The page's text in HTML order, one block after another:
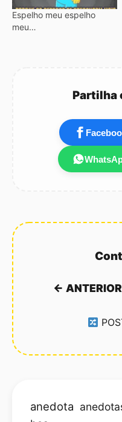
tiro todos levantam voo…
Espelho meu espelho
meu…
Partilha
← ANTERIOR
anedota